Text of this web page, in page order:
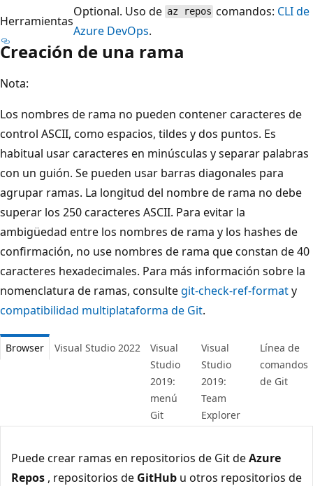
Herramientas
Optional. Uso de az repos comandos: CLI de
Azure DevOps.
Creación de una rama
Nota:
Los nombres de rama no pueden contener caracteres de
control ASCII, como espacios, tildes y dos puntos. Es
habitual usar caracteres en minúsculas y separar palabras
con un guión. Se pueden usar barras diagonales para
agrupar ramas. La longitud del nombre de rama no debe
superar los 250 caracteres ASCII. Para evitar la
ambigüedad entre los nombres de rama y los hashes de
confirmación, no use nombres de rama que constan de 40
caracteres hexadecimales. Para más información sobre la
nomenclatura de ramas, consultegit-check-ref-formaty
compatibilidad multiplataforma de Git.
Browser Visual Studio 2022
Visual
Studio
2019:
menú
Git
Visual
Studio
2019:
Team
Explorer
Línea de
comandos
de Git
Puede crear ramas en repositorios de Git deAzure
Repos , repositorios de GitHub u otros repositorios de